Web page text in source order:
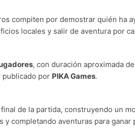
compiten por demostrar quién ha
locales y salir de aventura por
, con duración aproximada de
publicado por PIKA Games.
de la partida, construyendo un
completando aventuras para